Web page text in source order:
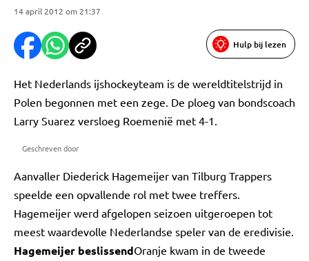
14 april 2012 om 21:37
Hulp bij lezen
Het Nederlands ijshockeyteam is de wereldtitelstrijd in
Polen begonnen met een zege. De ploeg van bondscoach
Larry Suarez versloeg Roemenië met 4-1.
Geschreven door
Aanvaller Diederick Hagemeijer van Tilburg Trappers
speelde een opvallende rol met twee treffers.
Hagemeijer werd afgelopen seizoen uitgeroepen tot
meest waardevolle Nederlandse speler van de eredivisie.
Hagemeijer beslissendOranje kwam in de tweede